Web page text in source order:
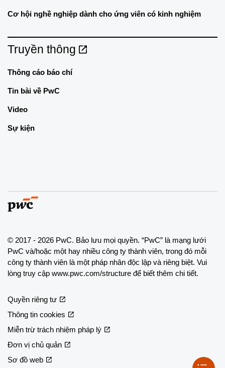
Cơ hội nghề nghiệp dành cho ứng viên có kinh nghiệm
Truyền thông
Thông cáo báo chí
Tin bài về PwC
Video
Sự kiện
© 2017 - 2026 PwC. Bảo lưu mọi quyền. “PwC” là mạng lưới
PwC và/hoặc một hay nhiều công ty thành viên, trong đó mỗi
công ty thành viên là một pháp nhân độc lập và riêng biệt. Vui
lòng truy cập www.pwc.com/structure để biết thêm chi tiết.
Quyền riêng tư
Thông tin cookies
Miễn trừ trách nhiệm pháp lý
Đơn vị chủ quản
Sơ đồ web